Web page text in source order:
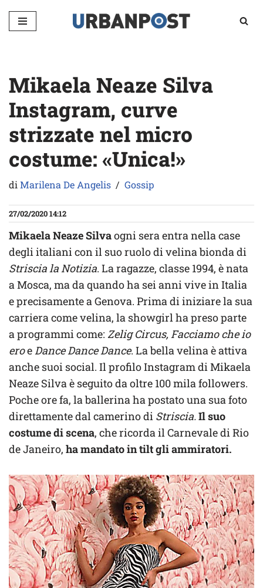
Vai
Mikaela Neaze Silva
Instagram, curve
strizzate nel micro
costume: «Unica!»
diMarilena De Angelis Gossip
27/02/2020 14:12
Mikaela Neaze Silvaogni sera entra nella case
degli italiani con il suo ruolo di velina bionda di
Striscia la Notizia. La ragazze, classe 1994, è nata
a Mosca, ma da quando ha sei anni vive in Italia
e precisamente a Genova. Prima di iniziare la sua
carriera come velina, la showgirl ha preso parte
a programmi come: Zelig Circus, Facciamo che io
eroeDance Dance Dance. La bella velina è attiva
anche suoi social. Il profilo Instagram di Mikaela
Neaze Silva è seguito da oltre 100 mila followers.
Poche ore fa, la ballerina ha postato una sua foto
direttamente dal camerino di Striscia.Il suo
costume di scena, che ricorda il Carnevale di Rio
de Janeiro, ha mandato in tilt gli ammiratori.